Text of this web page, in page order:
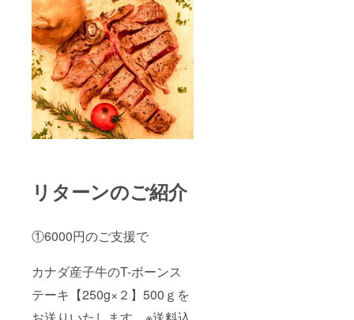
リターンのご紹介
①6000円のご支援で
カナダ産子牛のT-ボーンス
テーキ【250g×２】500ｇを